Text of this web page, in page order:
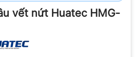
vết nứt Huatec HMG-